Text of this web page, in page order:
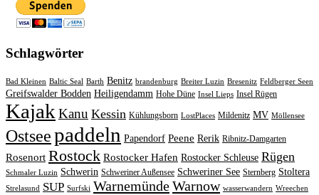
Schlagwörter
Bad Kleinen Baltic Seal Barth Benitz brandenburg Breiter Luzin Bresenitz Feldberger Seen
Greifswalder Bodden Heiligendamm Hohe Düne Insel Lieps Insel Rügen
Kajak Kanu Kessin Kühlungsborn LostPlaces Mildenitz MV Möllensee
Ostseepaddeln Papendorf Peene Rerik Ribnitz-Damgarten
Rosenort Rostock Rostocker Hafen Rostocker Schleuse Rügen
Schmaler Luzin Schwerin Schweriner Außensee Schweriner See Sternberg Stoltera
Strelasund SUP Surfski WarnemündeWarnow wasserwandern Wreechen